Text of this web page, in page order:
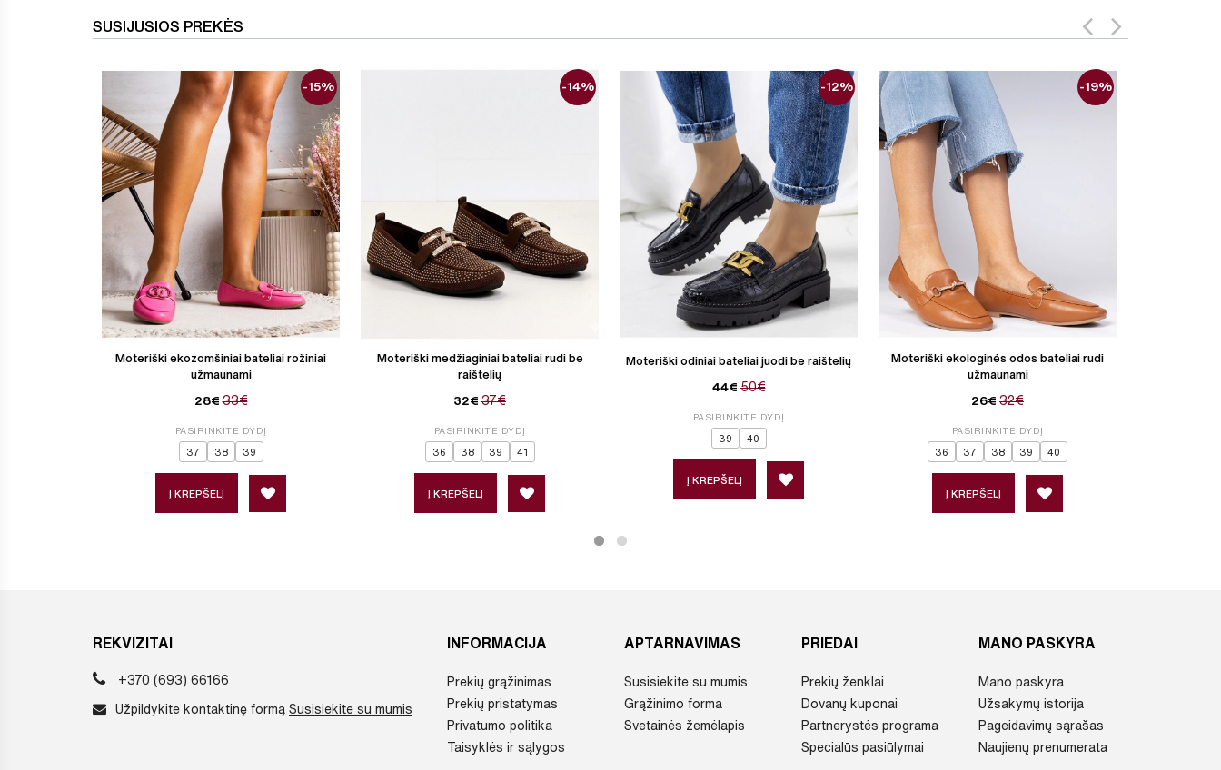
SUSIJUSIOS PREKĖS
Moteriški ekozomšiniai bateliai rožiniai
užmaunami
28€ 33€
-15%
PASIRINKITE DYDĮ
37 38 39
Į KREPŠELĮ
Moteriški medžiaginiai bateliai rudi be
raištelių
32€ 37€
-14%
PASIRINKITE DYDĮ
36 38 39 41
Į KREPŠELĮ
Moteriški odiniai bateliai juodi be raištelių
44€ 50€
-12%
PASIRINKITE DYDĮ
39 40
Į KREPŠELĮ
Moteriški ekologinės odos bateliai rudi
užmaunami
26€ 32€
-19%
PASIRINKITE DYDĮ
36 37 38 39 40
Į KREPŠELĮ
REKVIZITAI
+370 (693) 66166
Užpildykite kontaktinę formą Susisiekite su mumis
INFORMACIJA
Prekių grąžinimas
Prekių pristatymas
Privatumo politika
Taisyklės ir sąlygos
APTARNAVIMAS
Susisiekite su mumis
Grąžinimo forma
Svetainės žemėlapis
PRIEDAI
Prekių ženklai
Dovanų kuponai
Partnerystės programa
Specialūs pasiūlymai
MANO PASKYRA
Mano paskyra
Užsakymų istorija
Pageidavimų sąrašas
Naujienų prenumerata